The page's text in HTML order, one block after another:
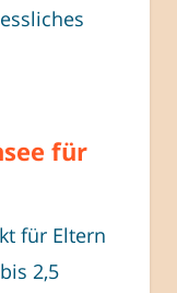
für
für Eltern
2,5